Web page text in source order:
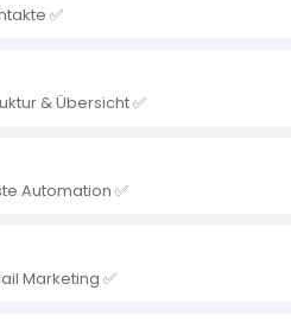
✅
& Übersicht ✅
Automation ✅
Marketing ✅